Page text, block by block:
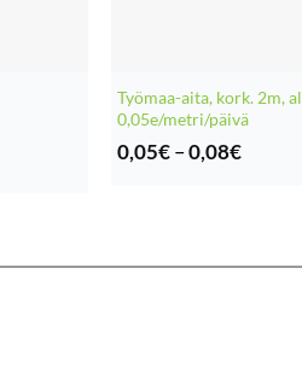
Työmaa-aita, kork. 2m,
0,05e/metri/päivä
0,05€–0,08€